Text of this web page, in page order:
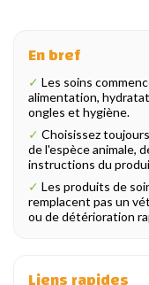
En bref
✓ Les soins
alimentation,
ongles et hygiène.
✓ Choisissez
de l'espèce animale,
instructions du
✓ Les produits de
remplacent pas un
ou de détérioration